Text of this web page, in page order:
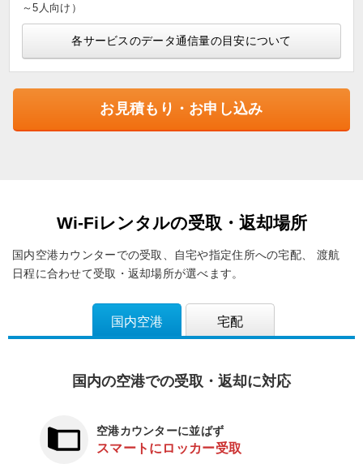
～5人向け）
各サービスのデータ通信量の目安について
お見積もり・お申し込み
Wi-Fiレンタルの受取・返却場所
国内空港カウンターでの受取、自宅や指定住所への宅配、
渡航
日程に合わせて受取・返却場所が選べます。
国内空港 宅配
国内の空港での受取・返却に対応
空港カウンターに並ばず
スマートにロッカー受取